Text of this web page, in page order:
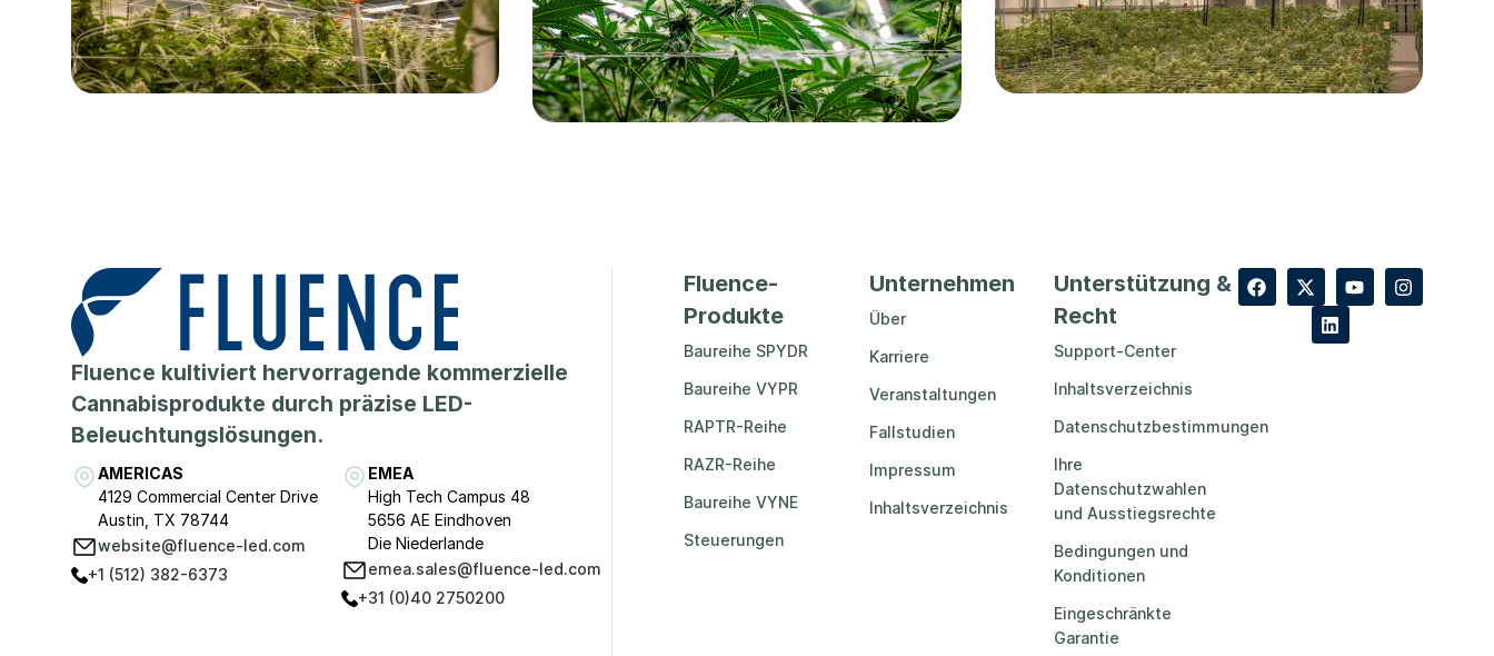
Fluence kultiviert hervorragende kommerzielle
Cannabisprodukte durch präzise LED-
Beleuchtungslösungen.
AMERICAS
4129 Commercial Center Drive
Austin, TX 78744
website@fluence-led.com
+1 (512) 382-6373
EMEA
High Tech Campus 48
5656 AE Eindhoven
Die Niederlande
emea.sales@fluence-led.com
+31 (0)40 2750200
Fluence-
Produkte
Baureihe SPYDR
Baureihe VYPR
RAPTR-Reihe
RAZR-Reihe
Baureihe VYNE
Steuerungen
Unternehmen
Über
Karriere
Veranstaltungen
Fallstudien
Impressum
Inhaltsverzeichnis
Unterstützung &
Recht
Support-Center
Inhaltsverzeichnis
Datenschutzbestimmungen
Ihre
Datenschutzwahlen
und Ausstiegsrechte
Bedingungen und
Konditionen
Eingeschränkte
Garantie